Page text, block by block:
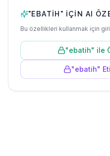
"EBATIH " IÇIN AI
Bu özellikleri kullanmak için
"ebatih" ile
"ebatih"